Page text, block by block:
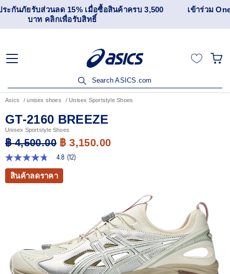
เข้าร่วม OneASICS™ เพื่อสะสมคะแนน และสิทธิพิเศษสำหรับ
สมาชิกเท่านั้น สมัครเลย
Search ASICS.com
Asics unisex shoes Unisex Sportstyle Shoes
GT-2160 BREEZE
Unisex Sportstyle Shoes
฿ 4,500.00 ฿ 3,150.00
4.8
จาก
ดาว
หน้า
เดียวกัน
4.8 (12)
สินค้าลดราคา